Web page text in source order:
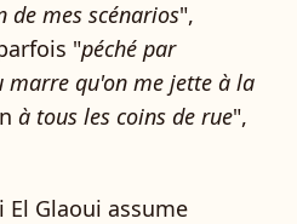
de mes scénarios",
"péché par
marre qu'on me jette à la
à tous les coins de rue",
Glaoui assume